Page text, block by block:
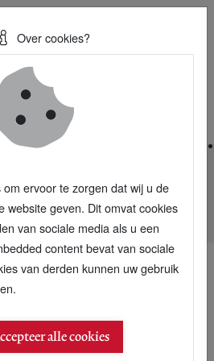
toekomst
met netwerkfeest voor 650 mensen
op
Over cookies?
ervoor te zorgen dat wij u de
website geven. Dit omvat cookies
van sociale media als u een
content bevat van sociale
van derden kunnen uw gebruik
alle cookies